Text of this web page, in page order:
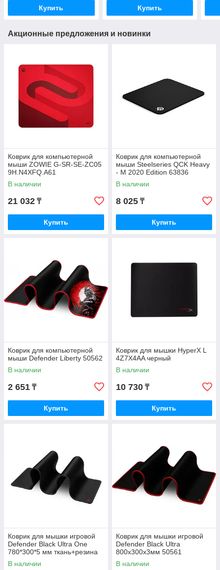
Купить Купить
Акционные предложения и новинки
Коврик для компьютерной
мыши ZOWIE G-SR-SE-ZC05
9H.N4XFQ.A61
В наличии
21 032 ₸
Купить
Коврик для компьютерной
мыши Steelseries QCK Heavy
- M 2020 Edition 63836
В наличии
8 025 ₸
Купить
Коврик для компьютерной
мыши Defender Liberty 50562
В наличии
2 651 ₸
Купить
Коврик для мышки HyperX L
4Z7X4AA черный
В наличии
10 730 ₸
Купить
Коврик для мышки игровой
Defender Black Ultra One
780*300*5 мм ткань+резина
50004
В наличии
Коврик для мышки игровой
Defender Black Ultra
800х300х3мм 50561
В наличии